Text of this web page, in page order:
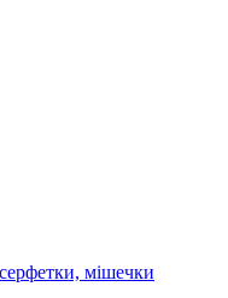
мішечки